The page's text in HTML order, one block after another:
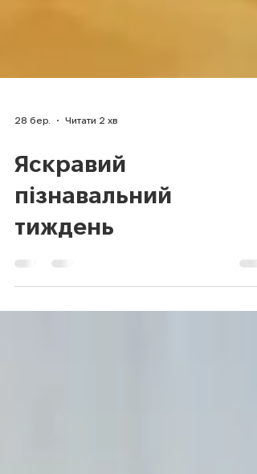
28 бер. Читати 2 хв
Яскравий
тиждень